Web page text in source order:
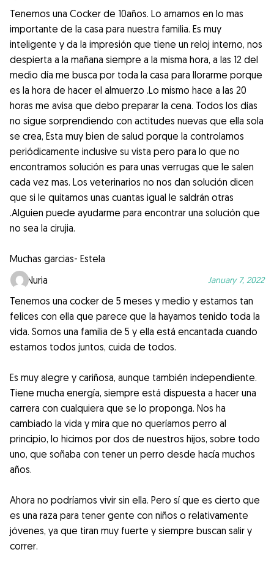
Tenemos una Cocker de 10años. Lo amamos en lo mas
importante de la casa para nuestra familia. Es muy
inteligente y da la impresión que tiene un reloj interno, nos
despierta a la mañana siempre a la misma hora, a las 12 del
medio día me busca por toda la casa para llorarme porque
es la hora de hacer el almuerzo .Lo mismo hace a las 20
horas me avisa que debo preparar la cena. Todos los días
no sigue sorprendiendo con actitudes nuevas que ella sola
se crea, Esta muy bien de salud porque la controlamos
periódicamente inclusive su vista pero para lo que no
encontramos solución es para unas verrugas que le salen
cada vez mas. Los veterinarios no nos dan solución dicen
que si le quitamos unas cuantas igual le saldrán otras
.Alguien puede ayudarme para encontrar una solución que
no sea la cirujia.
Muchas garcias- Estela
Nuria
January 7, 2022
Tenemos una cocker de 5 meses y medio y estamos tan
felices con ella que parece que la hayamos tenido toda la
vida. Somos una familia de 5 y ella está encantada cuando
estamos todos juntos, cuida de todos.
Es muy alegre y cariñosa, aunque también independiente.
Tiene mucha energía, siempre está dispuesta a hacer una
carrera con cualquiera que se lo proponga. Nos ha
cambiado la vida y mira que no queríamos perro al
principio, lo hicimos por dos de nuestros hijos, sobre todo
uno, que soñaba con tener un perro desde hacía muchos
años.
Ahora no podríamos vivir sin ella. Pero sí que es cierto que
es una raza para tener gente con niños o relativamente
jóvenes, ya que tiran muy fuerte y siempre buscan salir y
correr.